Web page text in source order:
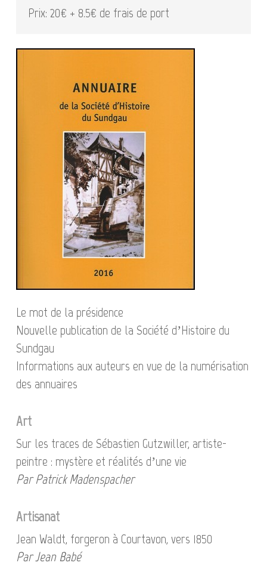
Prix: 20€ + 8.5€ de frais de port
Le mot de la présidence
Nouvelle publication de la Société d’Histoire du
Sundgau
Informations aux auteurs en vue de la numérisation
des annuaires
Art
Sur les traces de Sébastien Gutzwiller, artiste-
peintre : mystère et réalités d’une vie
Par Patrick Madenspacher
Artisanat
Jean Waldt, forgeron à Courtavon, vers 1850
Par Jean Babé